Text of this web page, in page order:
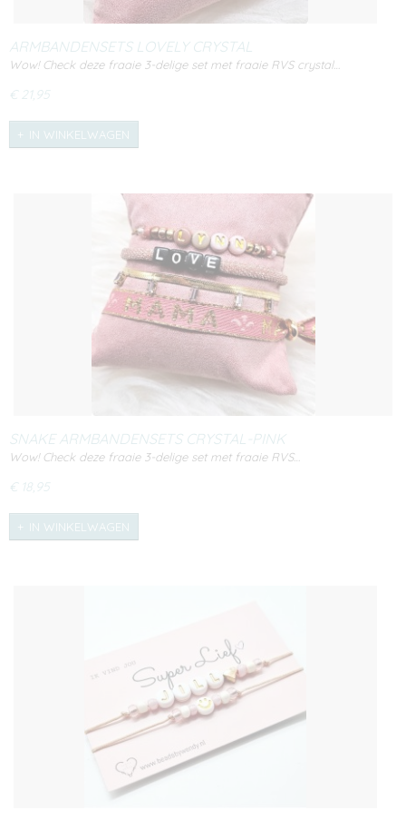
ARMBANDENSETS LOVELY CRYSTAL
Wow! Check deze fraaie 3-delige set met fraaie RVS crystal…
€ 21,95
IN WINKELWAGEN
SNAKE ARMBANDENSETS CRYSTAL-PINK
Wow! Check deze fraaie 3-delige set met fraaie RVS…
€ 18,95
IN WINKELWAGEN